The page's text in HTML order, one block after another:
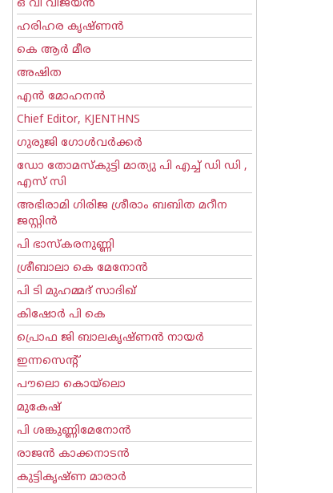
ഒ വി വിജയന്‍
ഹരിഹര കൃഷ്ണൻ
കെ ആര്‍ മീര
അഷിത
എന്‍ മോഹനന്‍
Chief Editor, KJENTHNS
ഗുരുജി ഗോള്‍‌വര്‍ക്കര്‍
ഡോ തോമസ്കുട്ടി മാത്യു പി എച്ച് ഡി ഡി ,
എസ് സി
അഭിരാമി ഗിരിജ ശ്രീരാം ബബിത മറീന
ജസ്റ്റിന്‍
പി ഭാസ്കരനുണ്ണി
ശ്രീബാലാ കെ മേനോന്‍
പി ടി മുഹമ്മദ് സാദിഖ്‌
കിഷോർ പി കെ
പ്രൊഫ ജി ബാലകൃഷ്ണന്‍ നായര്‍
ഇന്നസെന്റ്‌
പൗലൊ കൊയ്ലൊ
മുകേഷ്
പി ശങ്കുണ്ണിമേനോന്‍
രാജന്‍ കാക്കനാടന്‍
കുട്ടികൃഷ്ണ മാരാര്‍